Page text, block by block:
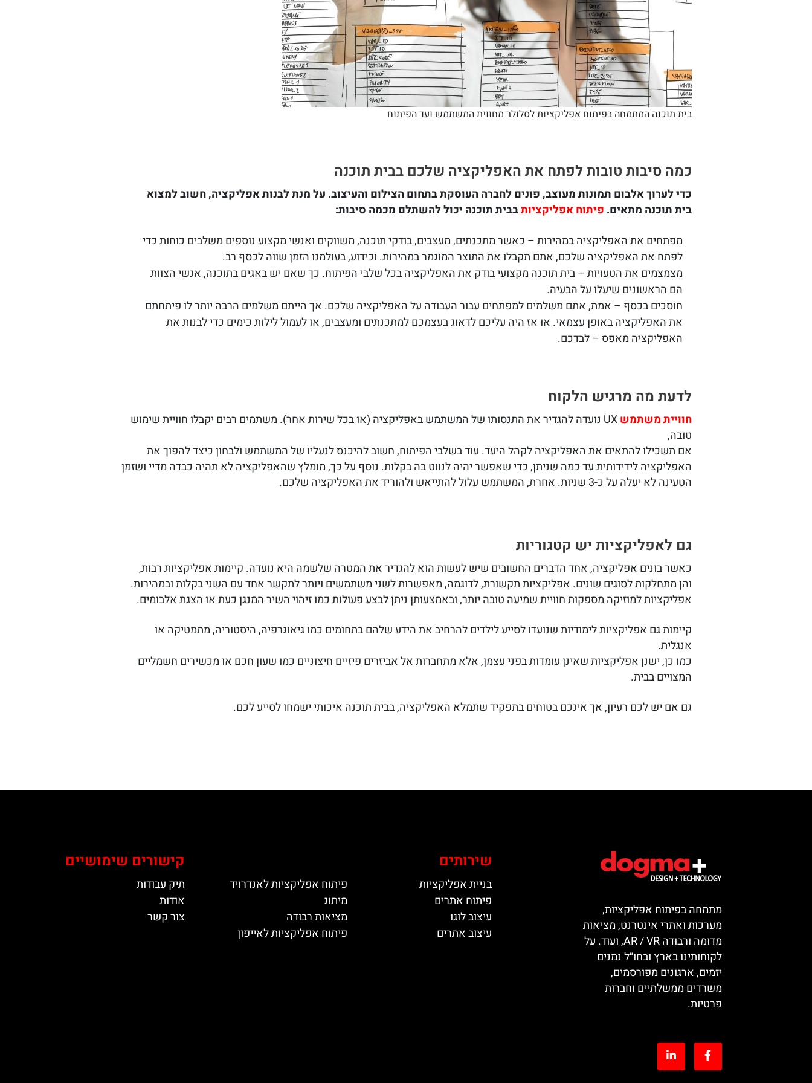
בית תוכנה המתמחה בפיתוח אפליקציות לסלולר מחווית המשתמש ועד הפיתוח
כמה סיבות טובות לפתח את האפליקציה שלכם בבית תוכנה
כדי לערוך אלבום תמונות מעוצב, פונים לחברה העוסקת בתחום הצילום והעיצוב. על מנת לבנות אפליקציה, חשוב למצוא
בית תוכנה מתאים. פיתוח אפליקציותבבית תוכנה יכול להשתלם מכמה סיבות:
מפתחים את האפליקציה במהירות – כאשר מתכנתים, מעצבים, בודקי תוכנה, משווקים ואנשי מקצוע נוספים משלבים כוחות כדי
לפתח את האפליקציה שלכם, אתם תקבלו את התוצר המוגמר במהירות. וכידוע, בעולמנו הזמן שווה לכסף רב.
מצמצמים את הטעויות – בית תוכנה מקצועי בודק את האפליקציה בכל שלבי הפיתוח. כך שאם יש באגים בתוכנה, אנשי הצוות
הם הראשונים שיעלו על הבעיה.
חוסכים בכסף – אמת, אתם משלמים למפתחים עבור העבודה על האפליקציה שלכם. אך הייתם משלמים הרבה יותר לו פיתחתם
את האפליקציה באופן עצמאי. או אז היה עליכם לדאוג בעצמכם למתכנתים ומעצבים, או לעמול לילות כימים כדי לבנות את
האפליקציה מאפס – לבדכם.
לדעת מה מרגיש הלקוח
חוויית משתמש
UX נועדה להגדיר את התנסותו של המשתמש באפליקציה (או בכל שירות אחר). משתמים רבים יקבלו חוויית שימוש
טובה,
אם תשכילו להתאים את האפליקציה לקהל היעד. עוד בשלבי הפיתוח, חשוב להיכנס לנעליו של המשתמש ולבחון כיצד להפוך את
האפליקציה לידידותית עד כמה שניתן, כדי שאפשר יהיה לנווט בה בקלות. נוסף על כך, מומלץ שהאפליקציה לא תהיה כבדה מדיי ושזמן
הטעינה לא יעלה על כ-3 שניות. אחרת, המשתמש עלול להתייאש ולהוריד את האפליקציה שלכם.
גם לאפליקציות יש קטגוריות
כאשר בונים אפליקציה, אחד הדברים החשובים שיש לעשות הוא להגדיר את המטרה שלשמה היא נועדה. קיימות אפליקציות רבות,
והן מתחלקות לסוגים שונים. אפליקציות תקשורת, לדוגמה, מאפשרות לשני משתמשים ויותר לתקשר אחד עם השני בקלות ובמהירות.
אפליקציות למוזיקה מספקות חוויית שמיעה טובה יותר, ובאמצעותן ניתן לבצע פעולות כמו זיהוי השיר המנגן כעת או הצגת אלבומים.
קיימות גם אפליקציות לימודיות שנועדו לסייע לילדים להרחיב את הידע שלהם בתחומים כמו גיאוגרפיה, היסטוריה, מתמטיקה או
אנגלית.
כמו כן, ישנן אפליקציות שאינן עומדות בפני עצמן, אלא מתחברות אל אביזרים פיזיים חיצוניים כמו שעון חכם או מכשירים חשמליים
המצויים בבית.
גם אם יש לכם רעיון, אך אינכם בטוחים בתפקיד שתמלא האפליקציה, בבית תוכנה איכותי ישמחו לסייע לכם.
מתמחה בפיתוח אפליקציות,
מערכות ואתרי אינטרנט, מציאות
מדומה ורבודה AR / VR, ועוד. על
לקוחותינו בארץ ובחו״ל נמנים
יזמים, ארגונים מפורסמים,
משרדים ממשלתיים וחברות
פרטיות.
שירותים
בניית אפליקציות
פיתוח אפליקציות לאנדרויד
פיתוח אתרים
מיתוג
עיצוב לוגו
מציאות רבודה
עיצוב אתרים
פיתוח אפליקציות לאייפון
קישורים שימושיים
תיק עבודות
אודות
צור קשר